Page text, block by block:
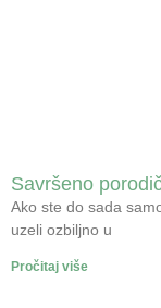
Savršeno
Ako ste do sada
uzeli ozbiljno u
Pročitaj više